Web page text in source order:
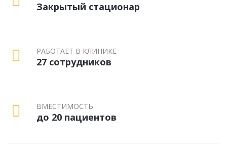
Закрытый стационар
РАБОТАЕТ В КЛИНИКЕ
27 сотрудников
ВМЕСТИМОСТЬ
до 20 пациентов